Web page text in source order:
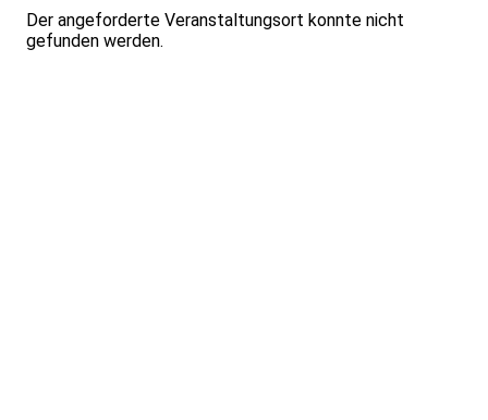
Der angeforderte Veranstaltungsort konnte nicht
gefunden werden.